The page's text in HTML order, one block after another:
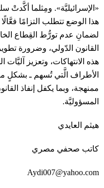
«الإسرائيليَّة». ومِثلما
هذا الوضع تتطلب التزامًا
لضمانِ عدم تورُّط القِطاع
القانون الدّولي، وضرورة
هذه الانتهاكات، وتعزيز آليَّات
الأطراف الَّتي تُسهم ـ بشكلٍ
ممنهجة، وبما يكفل إنفاذ
المسؤوليَّة.
هيثم العايدي
كاتب صحفي مصري
Aydi007@yahoo.com